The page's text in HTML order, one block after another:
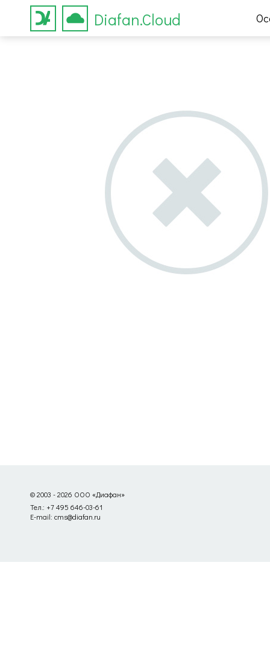
Diafan.Cloud
© 2003 - 2026 ООО «Диафан»
Тел.: +7 495 646-03-61
E-mail: cms@diafan.ru